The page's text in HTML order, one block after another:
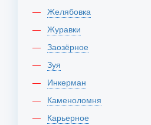
Желябовка
Журавки
Заозёрное
Зуя
Инкерман
Каменоломня
Карьерное